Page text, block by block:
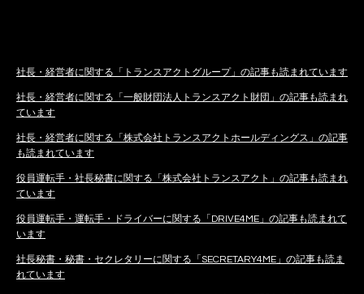
社長・経営者に関する「トランスアクトグループ」の記事も読まれています
社長・経営者に関する「一般財団法人トランスアクト財団」の記事も読まれ
ています
社長・経営者に関する「株式会社トランスアクトホールディングス」の記事
も読まれています
役員運転手・社長秘書に関する「株式会社トランスアクト」の記事も読まれ
ています
役員運転手・運転手・ドライバーに関する「DRIVE4ME」の記事も読まれて
います
社長秘書・秘書・セクレタリーに関する「SECRETARY4ME」の記事も読ま
れています